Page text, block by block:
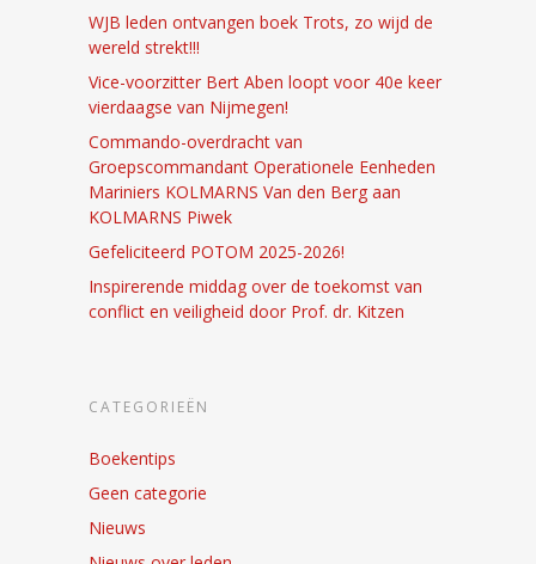
WJB leden ontvangen boek Trots, zo wijd de
wereld strekt!!!
Vice-voorzitter Bert Aben loopt voor 40e keer
vierdaagse van Nijmegen!
Commando-overdracht van
Groepscommandant Operationele Eenheden
Mariniers KOLMARNS Van den Berg aan
KOLMARNS Piwek
Gefeliciteerd POTOM 2025-2026!
Inspirerende middag over de toekomst van
conflict en veiligheid door Prof. dr. Kitzen
CATEGORIEËN
Boekentips
Geen categorie
Nieuws